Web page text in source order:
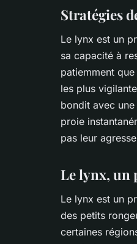
Stratégies
Le lynx est un
sa capacité à
patiemment
les plus
bondit avec
proie
pas leur
Le lynx, un
Le lynx est un
des petits
certaines